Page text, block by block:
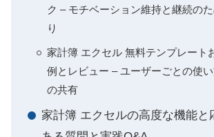
ク – モチベーション維持と継続の
り
家計簿 エクセル 無料テンプレート
例とレビュー – ユーザーごとの使
の共有
家計簿 エクセルの高度な機能と